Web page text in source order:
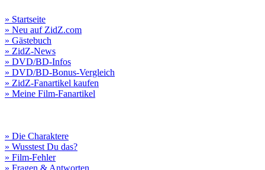
» Startseite
» Neu auf ZidZ.com
» Gästebuch
» ZidZ-News
» DVD/BD-Infos
» DVD/BD-Bonus-Vergleich
» ZidZ-Fanartikel kaufen
» Meine Film-Fanartikel
» Die Charaktere
» Wusstest Du das?
» Film-Fehler
» Fragen & Antworten